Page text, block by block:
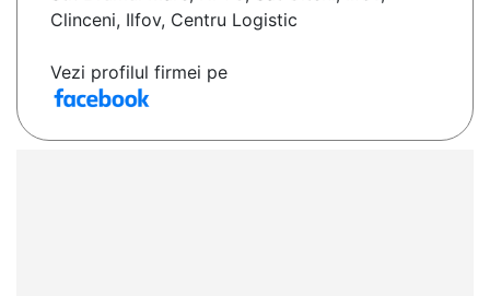
Clinceni, Ilfov, Centru Logistic
Vezi profilul firmei pe